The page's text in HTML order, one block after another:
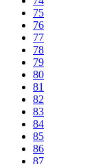
75
76
77
78
79
80
81
82
83
84
85
86
87